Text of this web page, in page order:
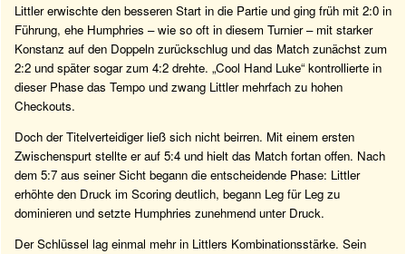
Littler erwischte den besseren Start in die Partie und ging früh mit 2:0 in
Führung, ehe Humphries – wie so oft in diesem Turnier – mit starker
Konstanz auf den Doppeln zurückschlug und das Match zunächst zum
2:2 und später sogar zum 4:2 drehte. „Cool Hand Luke“ kontrollierte in
dieser Phase das Tempo und zwang Littler mehrfach zu hohen
Checkouts.
Doch der Titelverteidiger ließ sich nicht beirren. Mit einem ersten
Zwischenspurt stellte er auf 5:4 und hielt das Match fortan offen. Nach
dem 5:7 aus seiner Sicht begann die entscheidende Phase: Littler
erhöhte den Druck im Scoring deutlich, begann Leg für Leg zu
dominieren und setzte Humphries zunehmend unter Druck.
Der Schlüssel lag einmal mehr in Littlers Kombinationsstärke. Sein